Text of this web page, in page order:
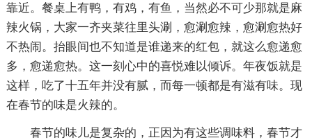
靠近。餐桌上有鸭，有鸡，有鱼，当然必不可少那就是麻
辣火锅，大家一齐夹菜往里头涮，愈涮愈辣，愈涮愈热好
不热闹。抬眼间也不知道是谁递来的红包，就这么愈递愈
多，愈递愈热。这一刻心中的喜悦难以倾诉。年夜饭就是
这样，吃了十五年并没有腻，而每一顿都是有滋有味。现
在春节的味是火辣的。
春节的味儿是复杂的，正因为有这些调味料，春节才